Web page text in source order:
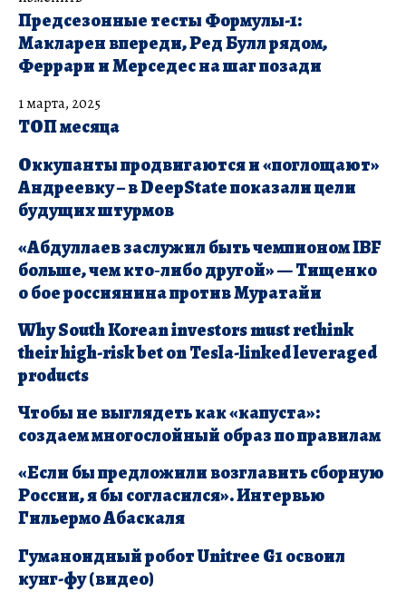
Предсезонные тесты Формулы-1:
Макларен впереди, Ред Булл рядом,
Феррари и Мерседес на шаг позади
1 марта, 2025
ТОП месяца
Оккупанты продвигаются и «поглощают»
Андреевку – в ​DeepState показали цели
будущих штурмов
«Абдуллаев заслужил быть чемпионом IBF
больше, чем кто‑либо другой» — Тищенко
о бое россиянина против Муратайи
Why South Korean investors must rethink
their high-risk bet on Tesla-linked leveraged
products
Чтобы не выглядеть как «капуста»:
создаем многослойный образ по правилам
«Если бы предложили возглавить сборную
России, я бы согласился». Интервью
Гильермо Абаскаля
Гуманоидный робот Unitree G1 освоил
кунг-фу (видео)